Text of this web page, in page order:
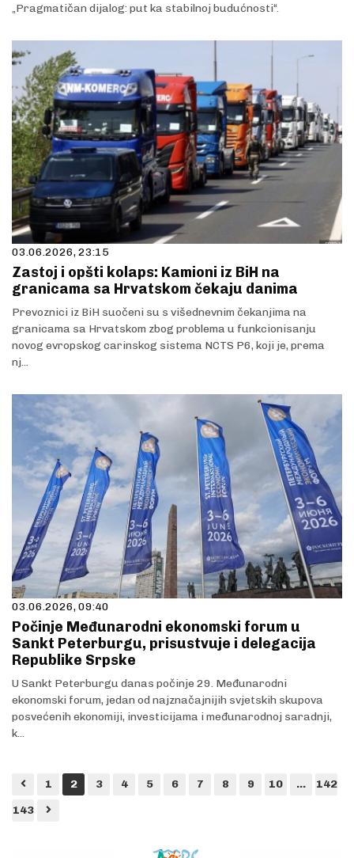
„Pragmatičan dijalog: put ka stabilnoj budućnosti“.
03.06.2026, 23:15
Zastoj i opšti kolaps: Kamioni iz BiH na
granicama sa Hrvatskom čekaju danima
Prevoznici iz BiH suočeni su s višednevnim čekanjima na
granicama sa Hrvatskom zbog problema u funkcionisanju
novog evropskog carinskog sistema NCTS P6, koji je, prema
nj...
03.06.2026, 09:40
Počinje Međunarodni ekonomski forum u
Sankt Peterburgu, prisustvuje i delegacija
Republike Srpske
U Sankt Peterburgu danas počinje 29. Međunarodni
ekonomski forum, jedan od najznačajnijih svjetskih skupova
posvećenih ekonomiji, investicijama i međunarodnoj saradnji,
k...
1 2 3 4 5 6 7 8 9 10 ...
142
143